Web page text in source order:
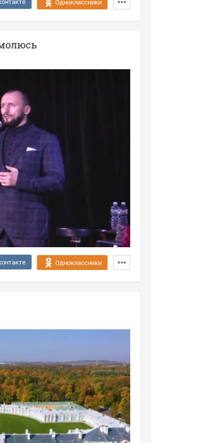
Одноклассники
Одноклассники